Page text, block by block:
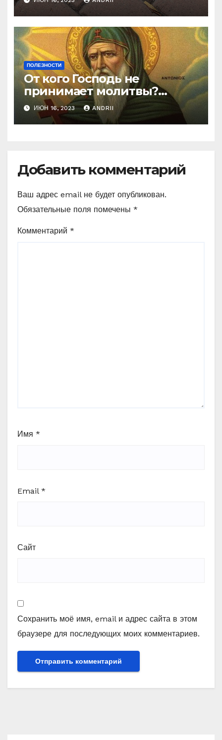
ПОЛЕЗНОСТИ
От кого Господь не
принимает молитвы?
Неожиданные слова
Ефрема Сирина
ИЮН 16, 2023 ANDRII
Добавить комментарий
Ваш адрес email не будет опубликован.
Обязательные поля помечены *
Комментарий *
Имя *
Email *
Сайт
Сохранить моё имя, email и адрес сайта в этом
браузере для последующих моих комментариев.